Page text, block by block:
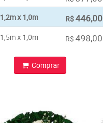
1,2m x 1,0m R$446,00
1,5m x 1,0m R$ 498,00
Comprar